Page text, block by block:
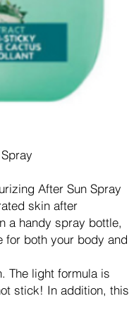
After Sun Spray
skin after
a handy spray bottle,
for both your body and
The light formula is
stick! In addition, this